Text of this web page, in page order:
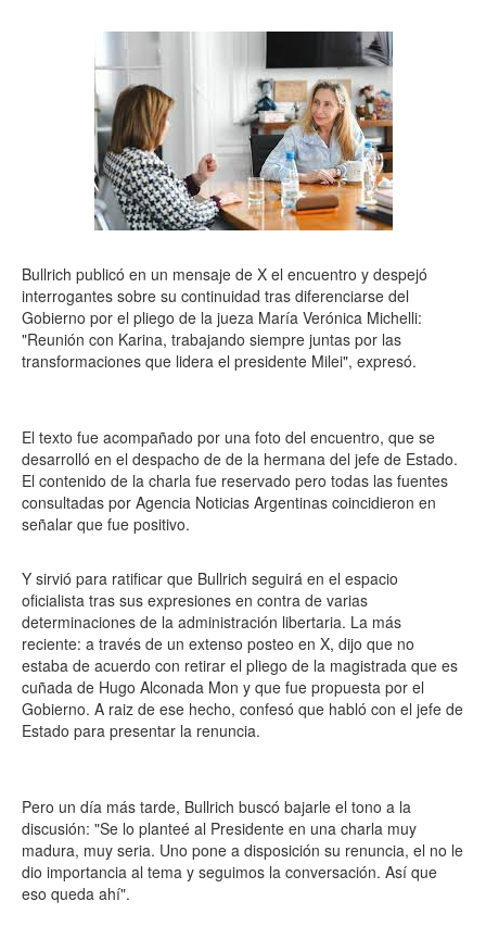
Bullrich publicó en un mensaje de X el encuentro y despejó
interrogantes sobre su continuidad tras diferenciarse del
Gobierno por el pliego de la jueza María Verónica Michelli:
"Reunión con Karina, trabajando siempre juntas por las
transformaciones que lidera el presidente Milei", expresó.
El texto fue acompañado por una foto del encuentro, que se
desarrolló en el despacho de de la hermana del jefe de Estado.
El contenido de la charla fue reservado pero todas las fuentes
consultadas por Agencia Noticias Argentinas coincidieron en
señalar que fue positivo.
Y sirvió para ratificar que Bullrich seguirá en el espacio
oficialista tras sus expresiones en contra de varias
determinaciones de la administración libertaria. La más
reciente: a través de un extenso posteo en X, dijo que no
estaba de acuerdo con retirar el pliego de la magistrada que es
cuñada de Hugo Alconada Mon y que fue propuesta por el
Gobierno. A raiz de ese hecho, confesó que habló con el jefe de
Estado para presentar la renuncia.
Pero un día más tarde, Bullrich buscó bajarle el tono a la
discusión: "Se lo planteé al Presidente en una charla muy
madura, muy seria. Uno pone a disposición su renuncia, el no le
dio importancia al tema y seguimos la conversación. Así que
eso queda ahí".